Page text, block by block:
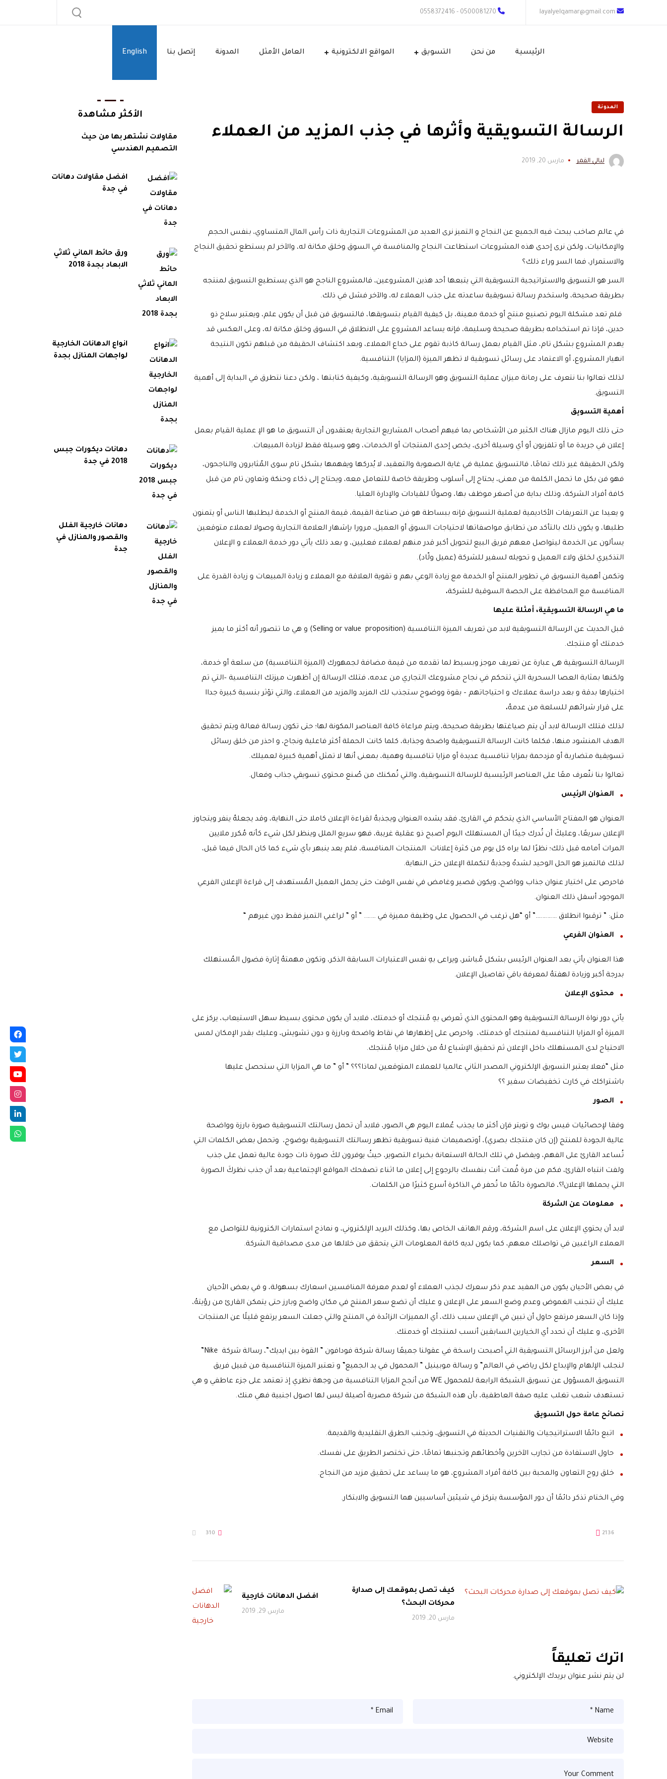
0500081270 - 0558372416
الرئيسية من نحن التسويق المواقع الالكترونية العامل الأمثل المدونة إتصل بنا English
المدونة
الرسالة التسويقية وأثرها في جذب المزيد من العملاء
ليالي القمر مارس 20, 2019
في عالم صاخب يبحث فيه الجميع عن النجاح و التميز نرى العديد من المشروعات التجارية ذات رأس المال المتساوي، بنفس الحجم
والإمكانيات، ولكن نرى إحدى هذه المشروعات استطاعت النجاح والمنافسة في السوق وخلق مكانة له، والآخر لم يستطع تحقيق النجاح
والاستمرار، فما السر وراء ذلك؟
السر هو التسويق والاستراتيجية التسويقية التي يتبعها أحد هذين المشروعين، فالمشروع الناجح هو الذي يستطيع التسويق لمنتجه
بطريقة صحيحة، واستخدم رسالة تسويقية ساعدته على جذب العملاء له، والآخر فشل في ذلك.
فلم تعد مشكلة اليوم تصنيع منتج أو خدمة معينة، بل كيفية القيام بتسويقها، فالتسويق فن قبل أن يكون علم، ويعتبر سلاح ذو
حدين، فإذا تم استخدامه بطريقة صحيحة وسليمة، فإنه يساعد المشروع على الانطلاق في السوق وخلق مكانة له، وعلى العكس قد
يهدم المشروع بشكل تام، مثل القيام بعمل رسالة كاذبة تقوم على خداع العملاء، وبعد اكتشاف الحقيقة من قبلهم تكون النتيجة
انهيار المشروع، أو الاعتماد على رسائل تسويقية لا تظهر الميزة (المزايا) التنافسية.
لذلك تعالوا بنا نتعرف على رمانة ميزان عملية التسويق وهو الرسالة التسويقية، وكيفية كتابتها ، ولكن دعنا نتطرق في البداية إلى أهمية
التسويق.
أهمية التسويق
حتى ذلك اليوم مازال هناك الكثير من الأشخاص بما فيهم أصحاب المشاريع التجارية يعتقدون أن التسويق ما هو الإ عملية القيام بعمل
إعلان في جريدة ما أو تلفزيون أو أي وسيلة أخرى، يخص إحدى المنتجات أو الخدمات، وهو وسيلة فقط لزيادة المبيعات.
ولكن الحقيقة غير ذلك تمامًا، فالتسويق عملية في غاية الصعوبة والتعقيد، لا يُدركها ويفهمها بشكل تام سوى المُثابرون والناجحون،
فهو فن بكل ما تحمل الكلمة من معنى، يحتاج إلى أسلوب وطريقة خاصة للتعامل معه، ويحتاج إلى ذكاء وحنكة وتعاون تام من قبل
كافة أفراد الشركة، وذلك بداية من أصغر موظف بها، وصولًا للقيادات والإدارة العليا.
و يعيدا عن التعريفات الأكاديمية لعملية التسويق فإنه ببساطة هو فن صناعة القيمة، قيمة المنتج أو الخدمة ليطلبها الناس أو يتمنون
طلبها، و يكون ذلك بالتأكد من تطابق مواصفاتها لاحتياجات السوق أو العميل، مرورا بإشهار العلامة التجارية وصولا لعملاء متوقعين
يسألون عن الخدمة ليتواصل معهم فريق البيع لتحويل أكبر قدر منهم لعملاء فعليين، و بعد ذلك يأتي دور خدمة العملاء و الإعلان
التذكيري لخلق ولاء العميل و تحويله لسفير للشركة (عميل ولّاد).
وتكمن أهمية التسويق في تطوير المنتج أو الخدمة مع زيادة الوعي بهم و تقوية العلاقة مع العملاء و زيادة المبيعات و زيادة القدرة على
المنافسة مع المحافظة على الحصة السوقية للشركة.
ما هي الرسالة التسويقية، أمثلة عليها
قبل الحديث عن الرسالة التسويقية لابد من تعريف الميزة التنافسية (Selling or value proposition) و هي ما تتصور أنه أكثر ما يميز
خدمتك أو منتجك.
الرسالة التسويقية هى عبارة عن تعريف موجز وبسيط لما تقدمه من قيمة مضافة لجمهورك (الميزة التنافسية) من سلعة أو خدمة،
ولكنها بمثابة العصا السحرية التي تتحكم في نجاح مشروعك التجاري من عدمه، فتلك الرسالة إن أظهرت ميزتك التنافسية –التي تم
اختيارها بدقة و بعد دراسة عملاءك و احتياجاتهم – بقوة ووضوح ستجذب لك المزيد والمزيد من العملاء، والتي تؤثر بنسبة كبيرة جداا
على قرار شرائهم للسلعة من عدمهُ.
لذلك فتلك الرسالة لابد أن يتم صياغتها بطريقة صحيحة، ويتم مراعاة كافة العناصر المكونة لها؛ حتى تكون رسالة فعالة ويتم تحقيق
الهدف المنشود منها، فكلما كانت الرسالة التسويقية واضحة وجذابة، كلما كانت الحملة أكثر فاعلية ونجاح، و احذر من خلق رسائل
تسويقية متضاربة أو مزدحمة بمزايا تنافسية عديدة أو مزايا تنافسية وهمية، بمعنى أنها لا تمثل أهمية كبيرة لعميلك.
تعالوا بنا نتّعرف معًا على العناصر الرئيسية للرسالة التسويقية، والتي تُمكنك من صُنع محتوى تسويقي جذاب وفعال.
العنوان الرئيس
العنوان هو المفتاح الأساسي الذي يتحكم في القارئ، فقد يشده العنوان ويجذبهُ لقراءة الإعلان كاملا حتى النهاية، وقد يجعلهُ ينفر ويتجاوز
الإعلان سريعًا، وعليكَ أن تُدرك جيدًا أن المستهلك اليوم أصبح ذو عقلية غريبة، فهو سريع الملل وينظر لكل شيء كأنه مُكرر ملايين
المرات أمامه قبل ذلك؛ نظرًا لما يراه كل يوم من كثرة إعلانات المنتجات المنافسة، فلم يعد ينبهر بأي شيء كما كان الحال فيما قبل،
لذلك فالتميز هو الحل الوحيد لشدهُ وجذبهُ لتكملة الإعلان حتى النهاية.
فاحرص على اختيار عنوان جذاب وواضح، ويكون قصير وغامض في نفس الوقت حتى يحمل العميل المُستهدف إلى قراءة الإعلان الفرعي
الموجود أسفل ذلك العنوان.
مثل: ” ترقبوا انطلاق ………….” أو “هل ترغب في الحصول على وظيفة مميزة في ……. ” أو ” لراغبي التميز فقط دون غيرهم “
العنوان الفرعي
هذا العنوان يأتي بعد العنوان الرئيس بشكل مُباشر، ويراعى بهِ نفس الاعتبارات السابقة الذكر، وتكون مهمتهُ إثارة فضول المُستهلك
بدرجة أكبر وزيادة لهفتهُ لمعرفة باقي تفاصيل الإعلان.
محتوى الإعلان
يأتي دور نواة الرسالة التسويقية وهو المحتوى الذي تَعرض بهِ مُنتجك أو خدمتك، فلابد أن يكون محتوى بسيط سهل الاستيعاب، يركز على
الميزة أو المزايا التنافسية لمنتجك أو خدمتك، واحرص على إظهارها في نقاط واضحة وبارزة و دون تشويش، وعليك بقدر الإمكان لمس
الاحتياج لدى المستهلك داخل الإعلان ثم تحقيق الإشباع لهُ من خلال مزايا مُنتجك.
مثل “فعلا يعتبر التسويق الإلكتروني المصدر الثاني عالميا للعملاء المتوقعين لماذا؟؟؟ ” أو ” ما هي المزايا التي ستحصل عليها
باشتراكك في كارت تخفيضات سفير ؟؟
الصور
وفقا لإحصائيات فيس بوك و تويتر فإن أكثر ما يجذب عُملاء اليوم هي الصور، فلابد أن تحمل رسالتك التسويقية صورة بارزة وواضحة
عالية الجودة للمنتج (إن كان منتجك بصري)، أوتصميمات فنية تسويقية تظهر رسالتك التسويقية بوضوح، وتحمل بعض الكلمات التي
تُساعد القارئ على الفهم، ويفضل في تلك الحالة الاستعانة بخبراء التصوير، حيثُ يوفرون لكَ صورة ذات جودة عالية تعمل على جذب
ولفت انتباه القارئ، فكم من مرة قُمت أنت بنفسك بالرجوع إلى إعلان ما اثناء تصفحك المواقع الإجتماعية بعد أن جذب نظركَ الصورة
التي يحملها الإعلان!؟، فالصورة دائمًا ما تُحفر في الذاكرة أسرع كثيرًا من الكلمات.
معلومات عن الشركة
لابد أن يحتوي الإعلان على اسم الشركة، ورقم الهاتف الخاص بها، وكذلك البريد الإلكتروني، و نماذج استمارات الكترونية للتواصل مع
العملاء الراغبين في تواصلك معهم، كما يكون لديه كافة المعلومات التي يتحقق من خلالها من مدى مصداقية الشركة.
السعر
في بعض الأحيان يكون من المفيد عدم ذكر سعرك لجذب العملاء أو لعدم معرفة المنافسين اسعارك بسهولة، و في بعض الأحيان
عليك أن تتجنب الغموض وعدم وضع السعر على الإعلان و عليك أن تضع سعر المنتج في مكان واضح وبارز حتى يتمكن القارئ من رؤيتهُ،
وإذا كان السعر مرتفع حاول أن تبين في الإعلان سبب ذلك، أي المميزات الزائدة في المنتج والتي جعلت السعر يرتفع قليلًا عن المنتجات
الأخرى، و عليك أن تحدد أي الخيارين السابقين أنسب لمنتجك أو خدمتك.
ولعل من أبرز الرسائل التسويقية التي أصبحت راسخة في عقولنا جميعًا رسالة شركة فودافون ” القوة بين ايديك”، رسالة شركة Nike
”
لنجلب الإلهام والإبداع لكل رياضي في العالم” و رسالة موبينيل ” المحمول في يد الجميع” و تعتبر الميزة التنافسية من قبيل فريق
التسويق المسؤول عن تسويق الشبكة الرابعة للمحمول WE من أنجح المزايا التنافسية من وجهة نظري إذ تعتمد على جزء عاطفي و هي
تستهدف شعب تغلب عليه صفة العاطفية، بأن هذه الشبكة من شركة مصرية أصيلة ليس لها اصول اجنبية فهي منك.
نصائح عامة حول التسويق
اتبع دائمًا الاستراتيجيات والتقنيات الحديثة في التسويق، وتجنب الطرق التقليدية والقديمة.
حاول الاستفادة من تجارب الآخرين وأخطائهم وتجنبها تمامًا، حتى تختصر الطريق على نفسك.
خلق روح التعاون والمحبة بين كافة أفراد المشروع، هو ما يساعد على تحقيق مزيد من النجاح.
وفي الختام تذكر دائمًا أن دور المؤسسة يتركز في شيئين أساسيين هما التسويق والابتكار.
310 2136
كيف تصل بموقعك إلى صدارة
محركات البحث؟
مارس 20, 2019
افضل الدهانات خارجية
مارس 29, 2019
اترك تعليقاً
لن يتم نشر عنوان بريدك الإلكتروني.
الأكثر مشاهدة
مقاولات نشتهر بها من حيث
التصميم الهندسي
افضل مقاولات دهانات
في جدة
ورق حائط الماني ثلاثي
الابعاد بجدة 2018
انواع الدهانات الخارجية
لواجهات المنازل بجدة
دهانات ديكورات جبس
2018 في جدة
دهانات خارجية الفلل
والقصور والمنازل في
جدة